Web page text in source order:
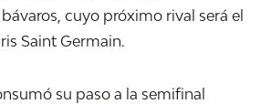
cuyo próximo rival será el
Saint Germain.
su paso a la semifinal